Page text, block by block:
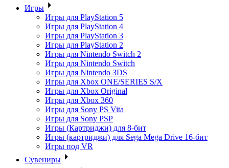
Игры
Игры для PlayStation 5
Игры для PlayStation 4
Игры для PlayStation 3
Игры для PlayStation 2
Игры для Nintendo Switch 2
Игры для Nintendo Switch
Игры для Nintendo 3DS
Игры для Xbox ONE/SERIES S/X
Игры для Xbox Original
Игры для Xbox 360
Игры для Sony PS Vita
Игры для Sony PSP
Игры (Картриджи) для 8-бит
Игры (картриджи) для Sega Mega Drive 16-бит
Игры под VR
Сувениры